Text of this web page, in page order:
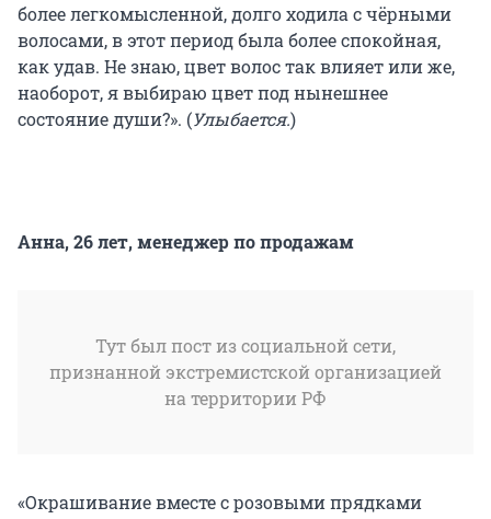
более легкомысленной, долго ходила с чёрными
волосами, в этот период была более спокойная,
как удав. Не знаю, цвет волос так влияет или же,
наоборот, я выбираю цвет под нынешнее
состояние души?». (Улыбается.)
Анна, 26 лет, менеджер по продажам
Тут был пост из социальной сети,
признанной экстремистской организацией
на территории РФ
«Окрашивание вместе с розовыми прядками